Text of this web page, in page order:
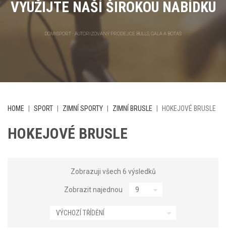
VYUŽIJTE NAŠÍ ŠIROKOU NABÍDKU
DOMISPORT - AUTORIZOVANÝ PRODEJCE BULLS, GALA A BOTAS
HOME SPORT ZIMNÍ SPORTY ZIMNÍ BRUSLE HOKEJOVÉ BRUSLE
HOKEJOVÉ BRUSLE
Zobrazuji všech 6 výsledků
Zobrazit najednou